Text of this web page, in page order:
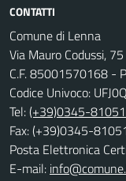
CONTATTI
Comune di Lenna
Via Mauro Codussi,
C.F. 85001570168 -
Codice Univoco:
Tel:(+39)0345-81051
Fax: (+39)0345-81051
Posta Elettronica
E-mail: